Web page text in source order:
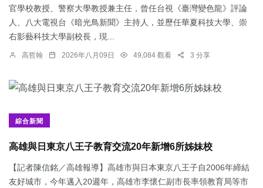
官學校教授、警察大學教授兼主任，曾任台視《臺灣變色龍》評論
人、八大電視台《暗光鳥新聞》主持人，並歷任華夏科技大學、崇
右影藝科技大學副校長，現...
高哲翰 2026年八月09日 49,084 觀看 3 分享
綜合新聞
高雄與日東京八王子教育交流20年新增6所姊妹校
【記者陳信銘／高雄報導】高雄市與日本東京八王子自2006年締結
友好城市，今年邁入20週年，高雄市李懷仁副市長率領教育局等市